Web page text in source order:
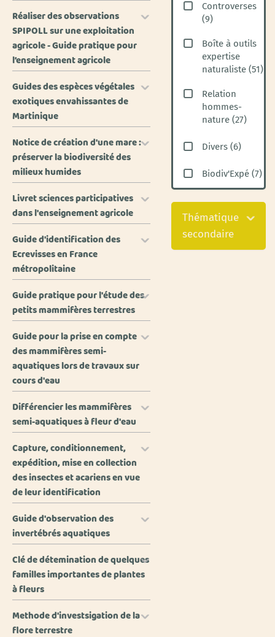
Controverses
(9)
Boîte à outils
expertise
naturaliste (51)
Relation
hommes-
nature (27)
Divers (6)
Biodiv'Expé (7)
Thématique
secondaire
Réaliser des observations
SPIPOLL sur une exploitation
agricole - Guide pratique pour
l’enseignement agricole
Guides des espèces végétales
exotiques envahissantes de
Martinique
Notice de création d'une mare :
préserver la biodiversité des
milieux humides
Livret sciences participatives
dans l'enseignement agricole
Guide d'identification des
Ecrevisses en France
métropolitaine
Guide pratique pour l'étude des
petits mammifères terrestres
Guide pour la prise en compte
des mammifères semi-
aquatiques lors de travaux sur
cours d'eau
Différencier les mammifères
semi-aquatiques à fleur d'eau
Capture, conditionnement,
expédition, mise en collection
des insectes et acariens en vue
de leur identification
Guide d'observation des
invertébrés aquatiques
Clé de détemination de quelques
familles importantes de plantes
à fleurs
Methode d'investsigation de la
flore terrestre